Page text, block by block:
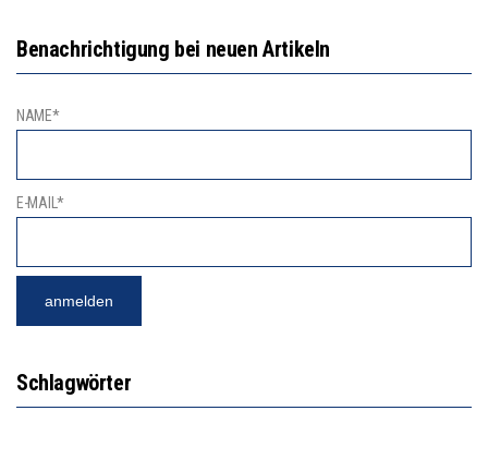
Benachrichtigung bei neuen Artikeln
NAME*
E-MAIL*
Schlagwörter